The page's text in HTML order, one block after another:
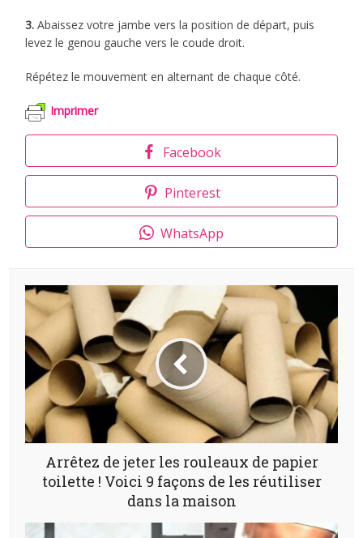
3.Abaissez votre jambe vers la position de départ, puis
levez le genou gauche vers le coude droit.
Répétez le mouvement en alternant de chaque côté.
Imprimer
Facebook
Pinterest
WhatsApp
Arrêtez de jeter les rouleaux de papier
toilette ! Voici 9 façons de les réutiliser
dans la maison